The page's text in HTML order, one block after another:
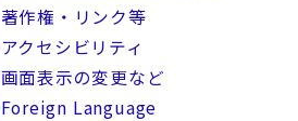
著作権・リンク等
アクセシビリティ
画面表示の変更など
Foreign Language